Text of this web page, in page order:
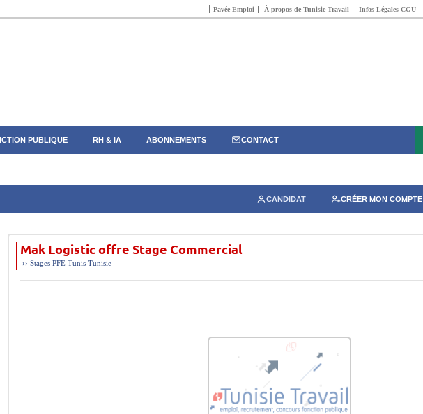
Pavée Emploi À propos de Tunisie Travail Infos Légales CGU
PUBLIQUE RH & IA ABONNEMENTS CONTACT
CANDIDAT CRÉER MON COMPTE
Mak Logistic offre Stage Commercial
›› Stages PFE Tunis Tunisie